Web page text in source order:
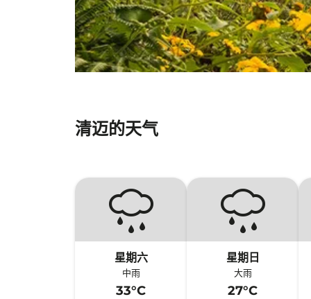
清迈的天气
星期六
中雨
33°C
星期日
大雨
27°C